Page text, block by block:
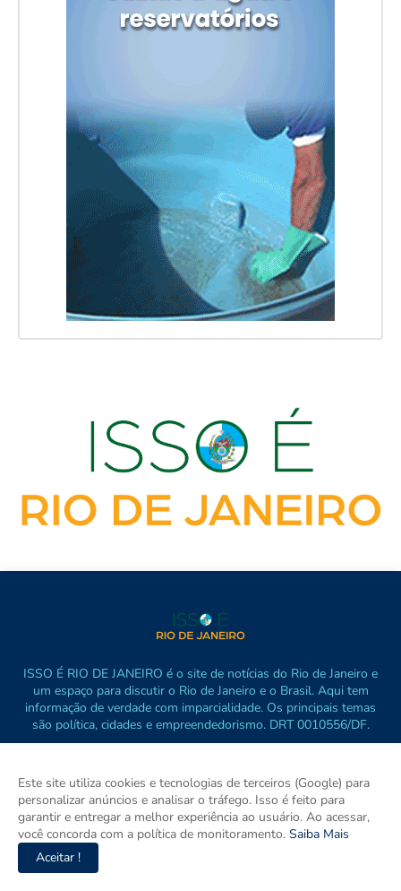
ISSO É RIO DE JANEIRO é o site de notícias do Rio de Janeiro e
um espaço para discutir o Rio de Janeiro e o Brasil. Aqui tem
informação de verdade com imparcialidade. Os principais temas
são política, cidades e empreendedorismo. DRT 0010556/DF.
Este site utiliza cookies e tecnologias de terceiros (Google) para
personalizar anúncios e analisar o tráfego. Isso é feito para
garantir e entregar a melhor experiência ao usuário. Ao acessar,
você concorda com a política de monitoramento. Saiba Mais
Aceitar !